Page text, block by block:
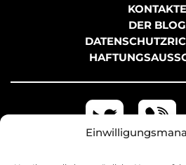
KONTAKTE
DER BLOG